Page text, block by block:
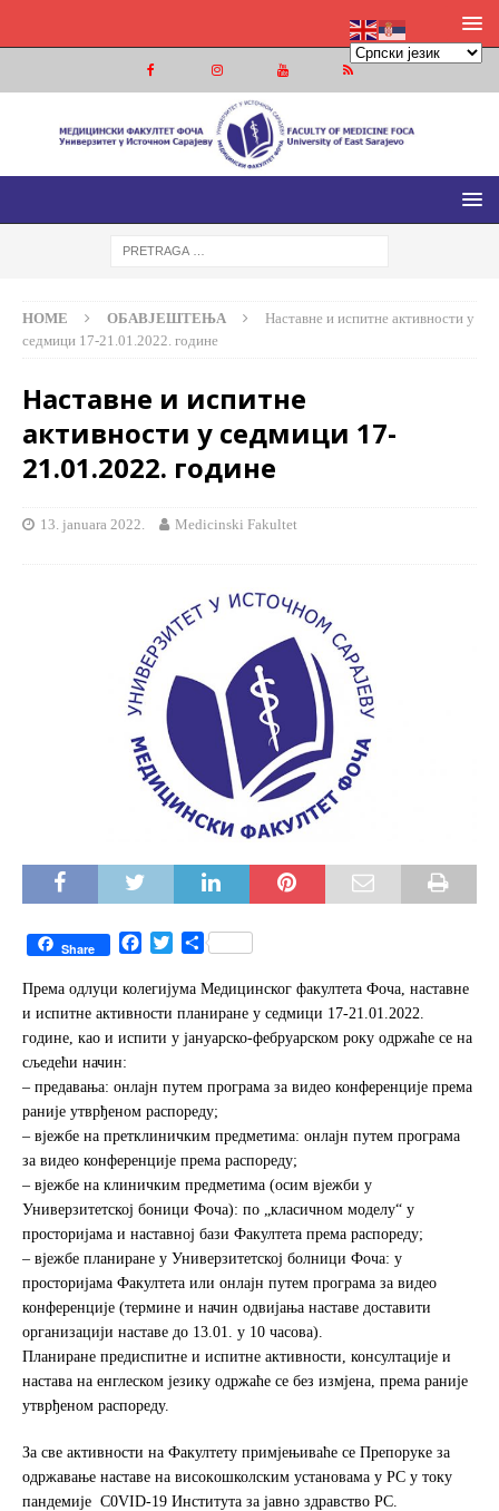
МЕДИЦИНСКИ ФАКУЛТЕТ ФОЧА
МЕДИЦИНСКИ ФАКУЛТЕТ УНИВЕРЗИТЕТА У ИСТОЧНОМ
HOME ОБАВЈЕШТЕЊА
Наставне и испитне активности у
седмици 17-21.01.2022. годинe
Наставне и испитне
активности у седмици 17-
21.01.2022. годинe
13. januara 2022. Medicinski Fakultet
Share
c
e
b
k
i
t
t
S
a
r
e
Према одлуци колегијума Медицинског факултета Фоча, наставне
и испитне активности планиране у седмици 17-21.01.2022.
године, као и испити у јануарско-фебруарском року одржаће се на
сљедећи начин:
– предавања: онлајн путем програма за видео конференције према
раније утврђеном распореду;
– вјежбе на претклиничким предметима: онлајн путем програма
за видео конференције према распореду;
– вјежбе на клиничким предметима (осим вјежби у
Универзитетској боници Фоча): по „класичном моделу“ у
просторијама и наставној бази Факултета према распореду;
– вјежбе планиране у Универзитетској болници Фоча: у
просторијама Факултета или онлајн путем програма за видео
конференције (термине и начин одвијања наставе доставити
организацији наставе до 13.01. у 10 часова).
Планиране предиспитне и испитне активности, консултације и
настава на енглеском језику одржаће се без измјена, према раније
утврђеном распореду.
За све активности на Факултету примјењиваће се Препоруке за
одржавање наставе на високoшколским установама у РС у току
пандемије C0VID-19 Института за јавно здравство РС.